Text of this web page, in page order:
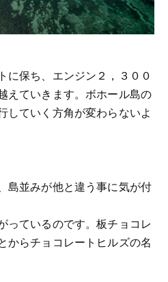
に保ち、エンジン２，３００
えていきます。ボホール島の
していく方角が変わらないよ
島並みが他と違う事に気が付
っているのです。板チョコレ
からチョコレートヒルズの名